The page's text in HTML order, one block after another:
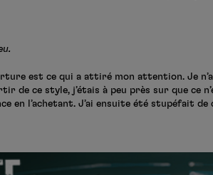
est ce qui a attiré mon attention. Je
de ce style, j’étais à peu près sur que ce
en l’achetant. J’ai ensuite été stupéfait